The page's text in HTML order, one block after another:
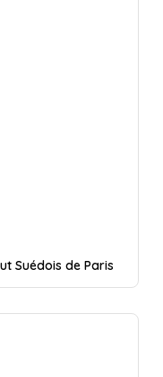
Suédois de Paris